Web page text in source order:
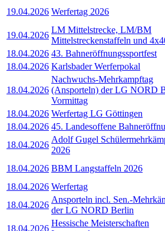
19.04.2026 Werfertag 2026
19.04.2026
LM Mittelstrecke, LM/BM
Mittelstreckenstaffeln und
18.04.2026 43. Bahneröffnungssportfest
18.04.2026 Karlsbader Werferpokal
18.04.2026
Nachwuchs-Mehrkampftag
(Ansporteln) der LG NORD
Vormittag
18.04.2026 Werfertag LG Göttingen
18.04.2026 45. Landesoffene
18.04.2026
Adolf Gugel
2026
18.04.2026 BBM Langstaffeln 2026
18.04.2026 Werfertag
18.04.2026
Ansporteln incl. Sen.-
der LG NORD Berlin
18.04.2026
Hessische Meisterschaften